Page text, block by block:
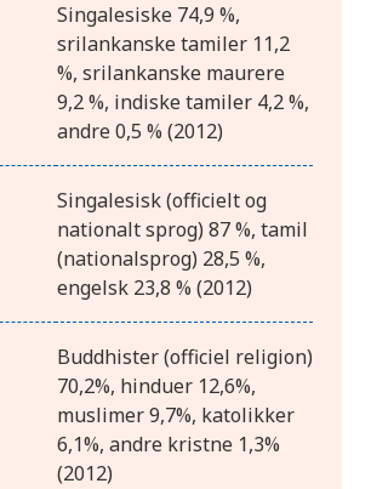
Singalesiske 74,9 %,
srilankanske tamiler 11,2
%, srilankanske maurere
9,2 %, indiske tamiler 4,2 %,
andre 0,5 % (2012)
Singalesisk (officielt og
nationalt sprog) 87 %, tamil
(nationalsprog) 28,5 %,
engelsk 23,8 % (2012)
Buddhister (officiel religion)
70,2%, hinduer 12,6%,
muslimer 9,7%, katolikker
6,1%, andre kristne 1,3%
(2012)